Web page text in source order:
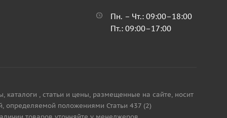
Пн. – Чт.: 09:00–18:00
Пт.: 09:00–17:00
, статьи и цены, размещенные на сайте, носит
определяемой положениями Статьи 437 (2)